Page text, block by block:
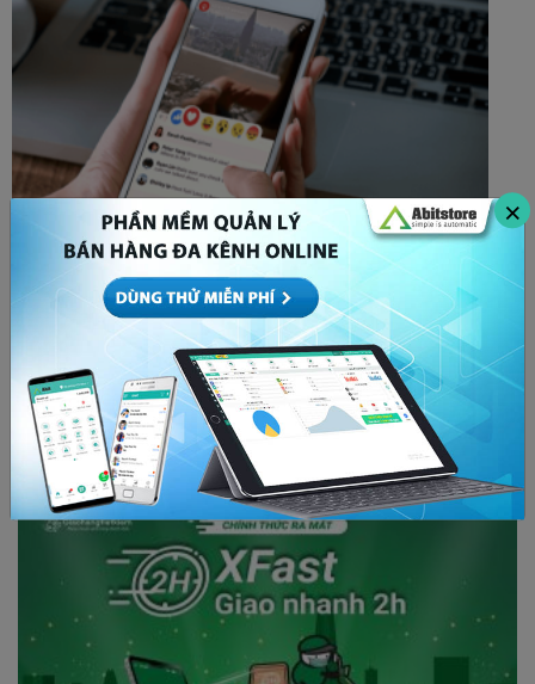
×
Bóp tương tác là gì? Cách để x5 tương tác bất
chấp thuật toán Facebook
MARKETING